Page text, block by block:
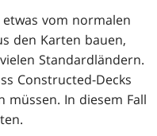
vom normalen
den Karten bauen,
Standardländern.
Constructed-Decks
müssen. In diesem Fall